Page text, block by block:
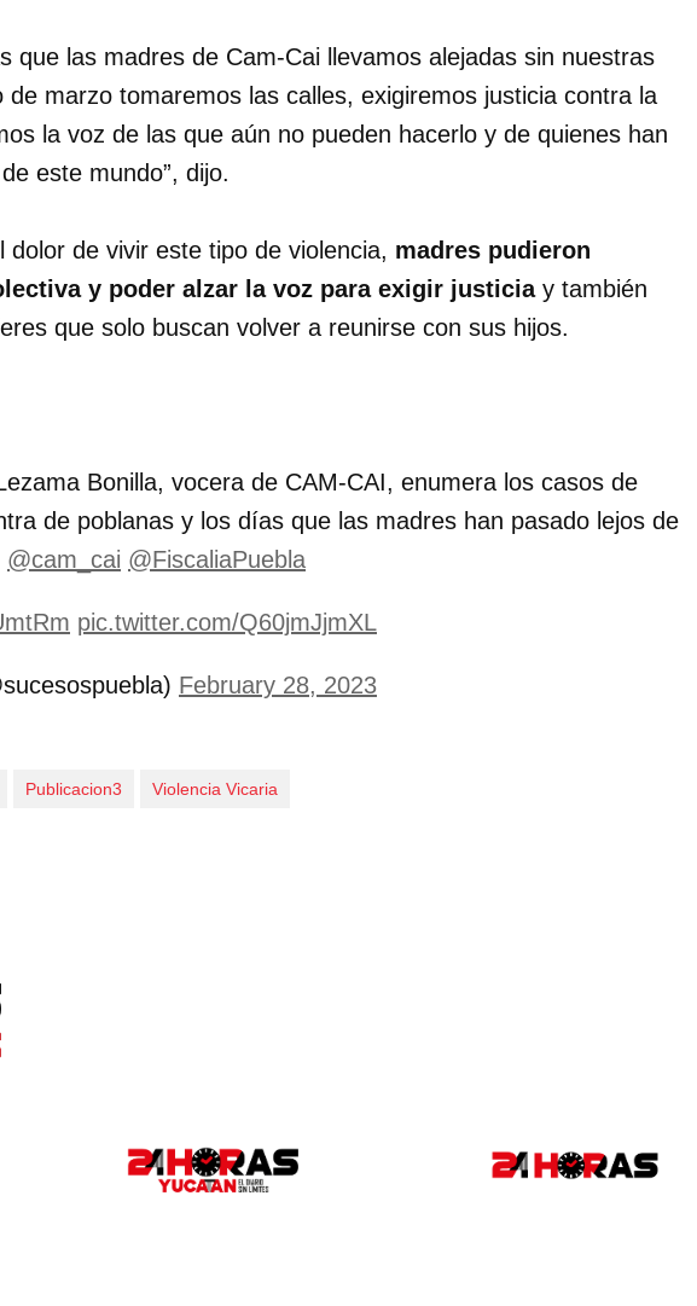
que las madres de Cam-Cai llevamos alejadas sin nuestras
de marzo tomaremos las calles, exigiremos justicia contra la
la voz de las que aún no pueden hacerlo y de quienes han
este mundo”, dijo.
dolor de vivir este tipo de violencia, madres pudieron
y poder alzar la voz para exigir justiciay también
que solo buscan volver a reunirse con sus hijos.
Bonilla, vocera de CAM-CAI, enumera los casos de
de poblanas y los días que las madres han pasado lejos de
@cam_cai @FiscaliaPuebla
pic.twitter.com/Q60jmJjmXL
February 28, 2023
Publicacion3 Violencia Vicaria